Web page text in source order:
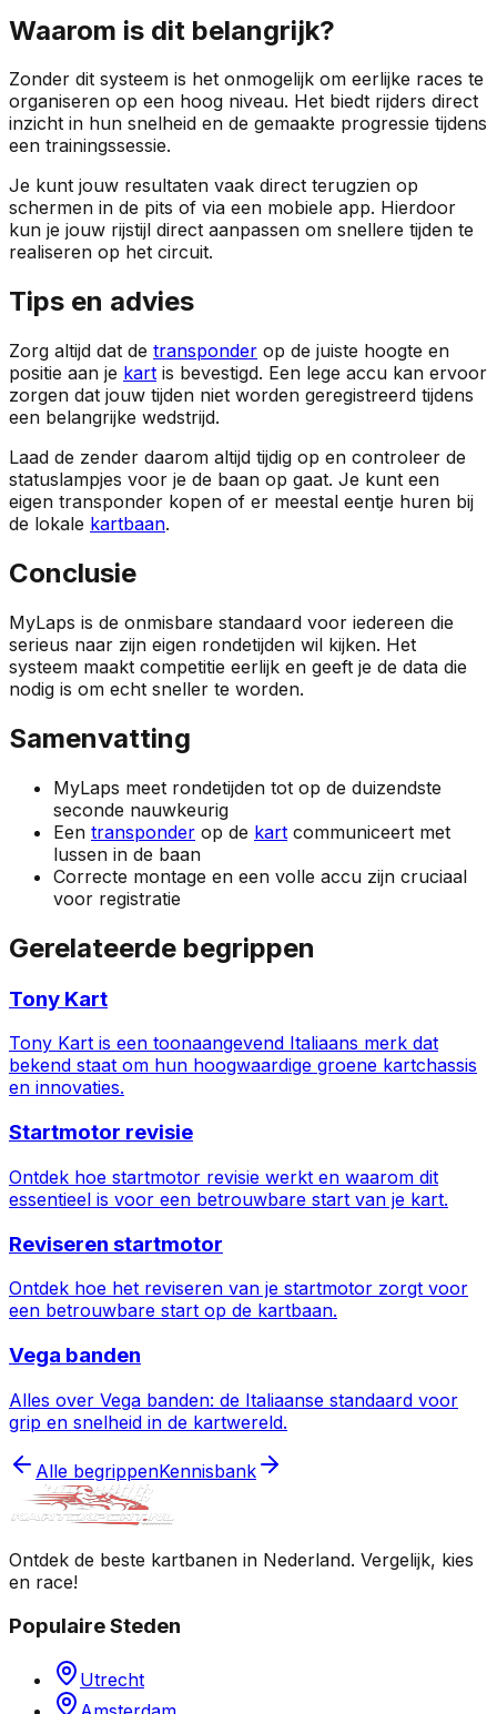
Waarom is dit belangrijk?
Zonder dit systeem is het onmogelijk om eerlijke races te
organiseren op een hoog niveau. Het biedt rijders direct
inzicht in hun snelheid en de gemaakte progressie tijdens
een trainingssessie.
Je kunt jouw resultaten vaak direct terugzien op
schermen in de pits of via een mobiele app. Hierdoor
kun je jouw rijstijl direct aanpassen om snellere tijden te
realiseren op het circuit.
Tips en advies
Zorg altijd dat de transponder op de juiste hoogte en
positie aan je kart is bevestigd. Een lege accu kan ervoor
zorgen dat jouw tijden niet worden geregistreerd tijdens
een belangrijke wedstrijd.
Laad de zender daarom altijd tijdig op en controleer de
statuslampjes voor je de baan op gaat. Je kunt een
eigen transponder kopen of er meestal eentje huren bij
de lokale kartbaan.
Conclusie
MyLaps is de onmisbare standaard voor iedereen die
serieus naar zijn eigen rondetijden wil kijken. Het
systeem maakt competitie eerlijk en geeft je de data die
nodig is om echt sneller te worden.
Samenvatting
MyLaps meet rondetijden tot op de duizendste
seconde nauwkeurig
Een transponder op de kart communiceert met
lussen in de baan
Correcte montage en een volle accu zijn cruciaal
voor registratie
Gerelateerde begrippen
Tony Kart
Tony Kart is een toonaangevend Italiaans merk dat
bekend staat om hun hoogwaardige groene kartchassis
en innovaties.
Startmotor revisie
Ontdek hoe startmotor revisie werkt en waarom dit
essentieel is voor een betrouwbare start van je kart.
Reviseren startmotor
Ontdek hoe het reviseren van je startmotor zorgt voor
een betrouwbare start op de kartbaan.
Vega banden
Alles over Vega banden: de Italiaanse standaard voor
grip en snelheid in de kartwereld.
Alle begrippenKennisbank
Ontdek de beste kartbanen in Nederland. Vergelijk, kies
en race!
Populaire Steden
Utrecht